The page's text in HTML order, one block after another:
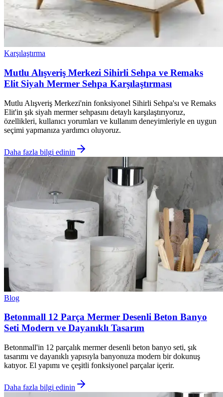
Karşılaştırma
Mutlu Alışveriş Merkezi Sihirli Sehpa ve Remaks
Elit Siyah Mermer Sehpa Karşılaştırması
Mutlu Alışveriş Merkezi'nin fonksiyonel Sihirli Sehpa'sı ve Remaks
Elit'in şık siyah mermer sehpasını detaylı karşılaştırıyoruz,
özellikleri, kullanıcı yorumları ve kullanım deneyimleriyle en uygun
seçimi yapmanıza yardımcı oluyoruz.
Daha fazla bilgi edinin
Blog
Betonmall 12 Parça Mermer Desenli Beton Banyo
Seti Modern ve Dayanıklı Tasarım
Betonmall'in 12 parçalık mermer desenli beton banyo seti, şık
tasarımı ve dayanıklı yapısıyla banyonuza modern bir dokunuş
katıyor. El yapımı ve çeşitli fonksiyonel parçalar içerir.
Daha fazla bilgi edinin